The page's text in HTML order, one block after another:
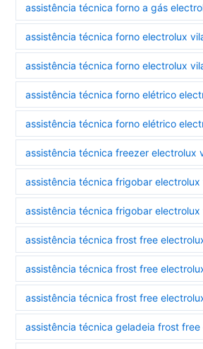
assistência técnica forno a gás
assistência técnica forno electrolux
assistência técnica forno electrolux
assistência técnica forno elétrico
assistência técnica forno elétrico
assistência técnica freezer electrolux
assistência técnica frigobar electrolux
assistência técnica frigobar electrolux
assistência técnica frost free
assistência técnica frost free
assistência técnica frost free
assistência técnica geladeia frost